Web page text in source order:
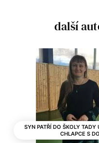
další
SYN PATŘÍ DO ŠKOLY
CHLAPCE S